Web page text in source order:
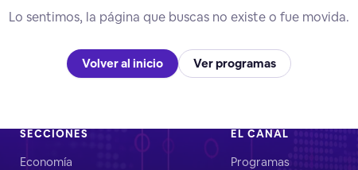
Lo sentimos, la página que buscas no existe o fue movida.
Volver al inicio Ver programas
SECCIONES
Economía
EL CANAL
Programas